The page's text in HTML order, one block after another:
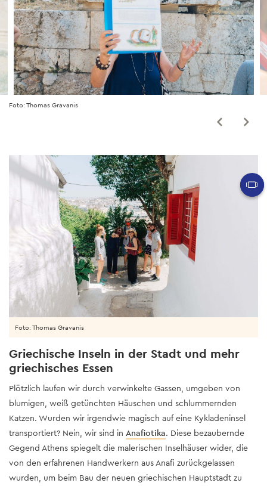
Foto: Thomas Gravanis
Foto: Thomas Gravanis
Griechische Inseln in der Stadt und mehr
griechisches Essen
Plötzlich laufen wir durch verwinkelte Gassen, umgeben von
blumigen, weiß getünchten Häuschen und schlummernden
Katzen. Wurden wir irgendwie magisch auf eine Kykladeninsel
transportiert? Nein, wir sind in Anafiotika. Diese bezaubernde
Gegend Athens spiegelt die malerischen Inselhäuser wider, die
von den erfahrenen Handwerkern aus Anafi zurückgelassen
wurden, um beim Bau der neuen griechischen Hauptstadt zu